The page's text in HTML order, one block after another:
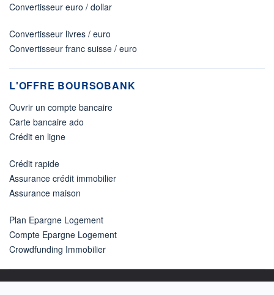
Convertisseur euro / dollar
Convertisseur livres / euro
Convertisseur franc suisse / euro
L'OFFRE BOURSOBANK
Ouvrir un compte bancaire
Carte bancaire ado
Crédit en ligne
Crédit rapide
Assurance crédit immobilier
Assurance maison
Plan Epargne Logement
Compte Epargne Logement
Crowdfunding Immobilier